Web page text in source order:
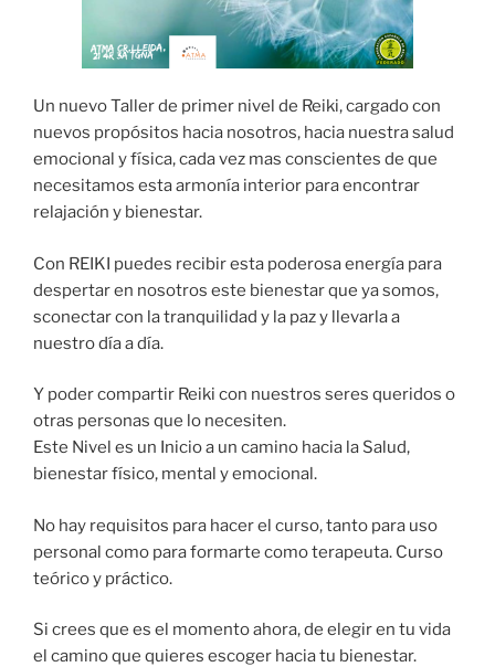
Un nuevo Taller de primer nivel de Reiki, cargado con
nuevos propósitos hacia nosotros, hacia nuestra salud
emocional y física, cada vez mas conscientes de que
necesitamos esta armonía interior para encontrar
relajación y bienestar.
Con REIKI puedes recibir esta poderosa energía para
despertar en nosotros este bienestar que ya somos,
sconectar con la tranquilidad y la paz y llevarla a
nuestro día a día.
Y poder compartir Reiki con nuestros seres queridos o
otras personas que lo necesiten.
Este Nivel es un Inicio a un camino hacia la Salud,
bienestar físico, mental y emocional.
No hay requisitos para hacer el curso, tanto para uso
personal como para formarte como terapeuta. Curso
teórico y práctico.
Si crees que es el momento ahora, de elegir en tu vida
el camino que quieres escoger hacia tu bienestar.